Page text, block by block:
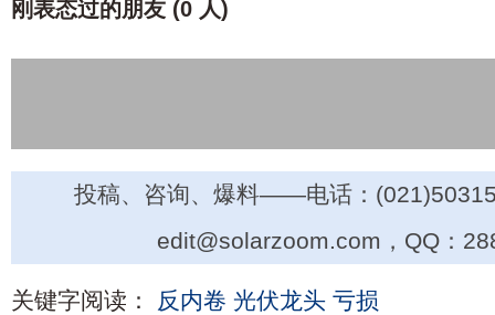
刚表态过的朋友 (0 人)
投稿、咨询、爆料——电话：
edit@solarzoom.com，QQ：
关键字阅读： 反内卷 光伏龙头 亏损